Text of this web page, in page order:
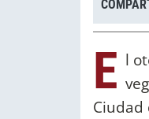
E l
Ciudad